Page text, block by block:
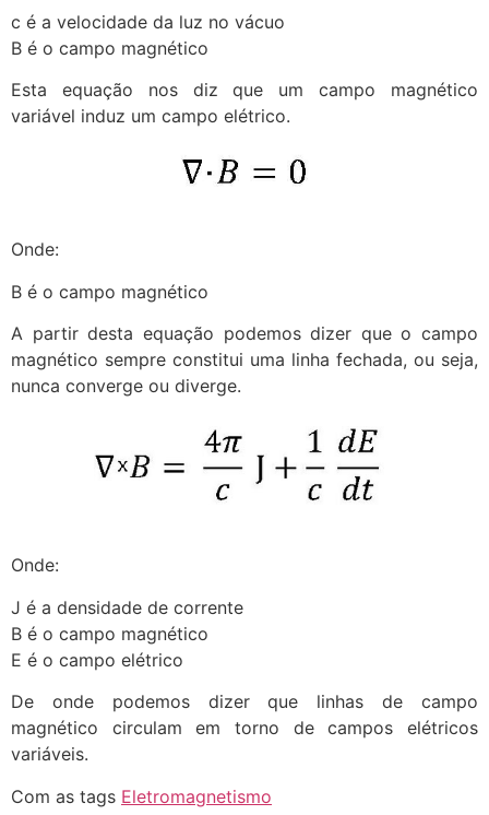
c é a velocidade da luz no vácuo
B é o campo magnético
Esta equação nos diz que um campo magnético
variável induz um campo elétrico.
Onde:
B é o campo magnético
A partir desta equação podemos dizer que o campo
magnético sempre constitui uma linha fechada, ou seja,
nunca converge ou diverge.
Onde:
J é a densidade de corrente
B é o campo magnético
E é o campo elétrico
De onde podemos dizer que linhas de campo
magnético circulam em torno de campos elétricos
variáveis.
Com as tags Eletromagnetismo